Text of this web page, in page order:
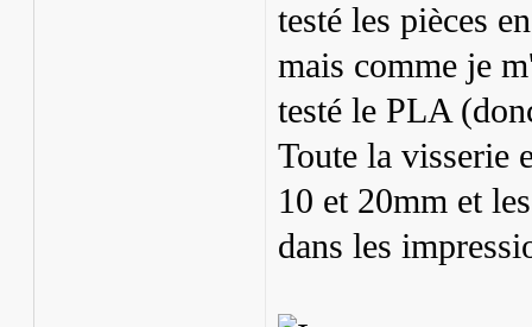
testé les pièces
mais comme je
testé le PLA
Toute la visserie
10 et 20mm et
dans les